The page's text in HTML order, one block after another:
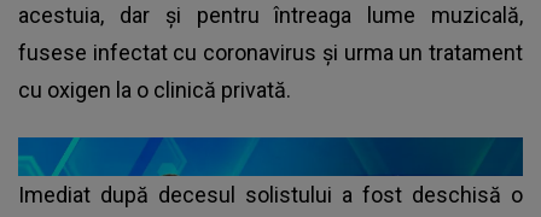
acestuia, dar și pentru întreaga lume muzicală,
fusese infectat cu coronavirus și urma un tratament
cu oxigen la o clinică privată.
Imediat după decesul solistului a fost deschisă o